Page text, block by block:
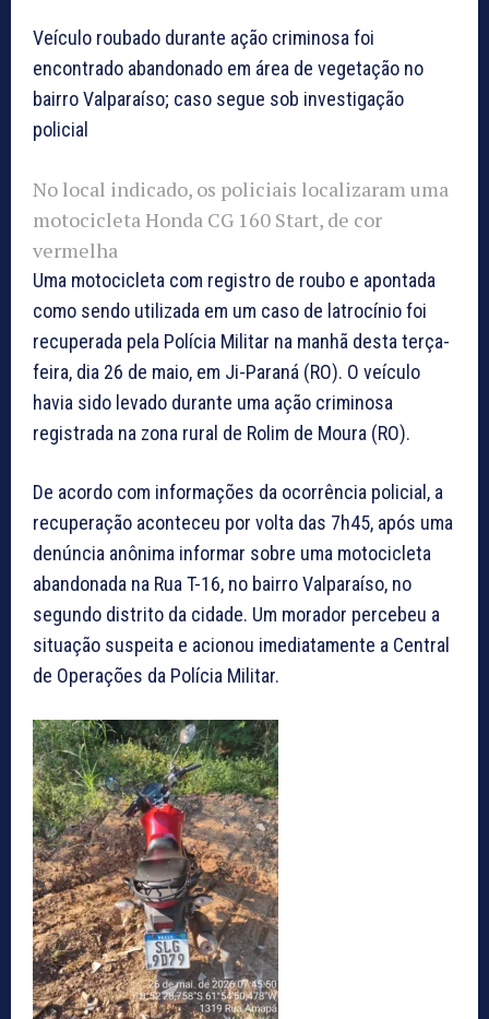
Veículo roubado durante ação criminosa foi
encontrado abandonado em área de vegetação no
bairro Valparaíso; caso segue sob investigação
policial
No local indicado, os policiais localizaram uma
motocicleta Honda CG 160 Start, de cor
vermelha
Uma motocicleta com registro de roubo e apontada
como sendo utilizada em um caso de latrocínio foi
recuperada pela Polícia Militar na manhã desta terça-
feira, dia 26 de maio, em Ji-Paraná (RO). O veículo
havia sido levado durante uma ação criminosa
registrada na zona rural de Rolim de Moura (RO).
De acordo com informações da ocorrência policial, a
recuperação aconteceu por volta das 7h45, após uma
denúncia anônima informar sobre uma motocicleta
abandonada na Rua T-16, no bairro Valparaíso, no
segundo distrito da cidade. Um morador percebeu a
situação suspeita e acionou imediatamente a Central
de Operações da Polícia Militar.